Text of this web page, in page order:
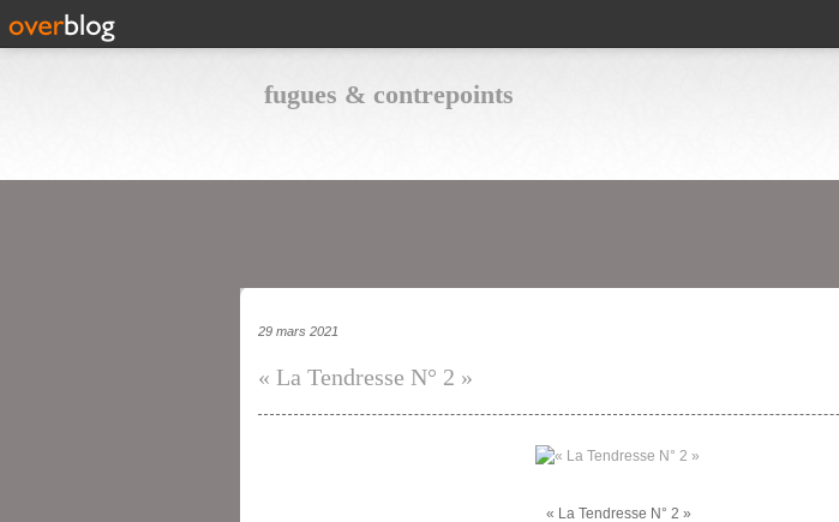
fugues & contrepoints
29 mars 2021
« La Tendresse N° 2 »
« La Tendresse N° 2 »